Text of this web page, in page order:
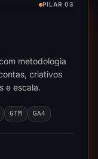
PILAR 03
metodologia
criativos
e escala.
GTM GA4